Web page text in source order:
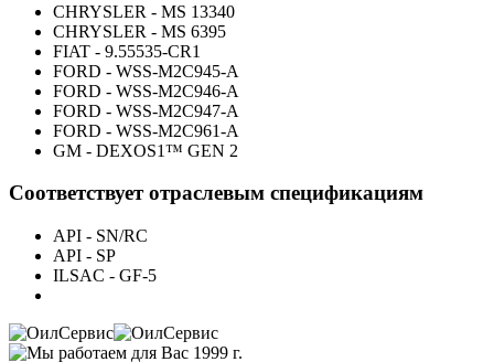
CHRYSLER - MS 13340
CHRYSLER - MS 6395
FIAT - 9.55535-CR1
FORD - WSS-M2C945-A
FORD - WSS-M2C946-A
FORD - WSS-M2C947-A
FORD - WSS-M2C961-A
GM - DEXOS1™ GEN 2
Соответствует отраслевым спецификациям
API - SN/RC
API - SP
ILSAC - GF-5